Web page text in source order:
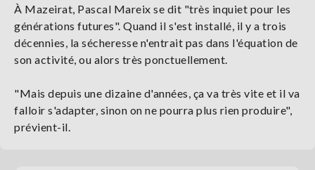
À Mazeirat, Pascal Mareix se dit "très inquiet pour les
générations futures". Quand il s'est installé, il y a trois
décennies, la sécheresse n'entrait pas dans l'équation de
son activité, ou alors très ponctuellement.
"Mais depuis une dizaine d'années, ça va très vite et il va
falloir s'adapter, sinon on ne pourra plus rien produire",
prévient-il.